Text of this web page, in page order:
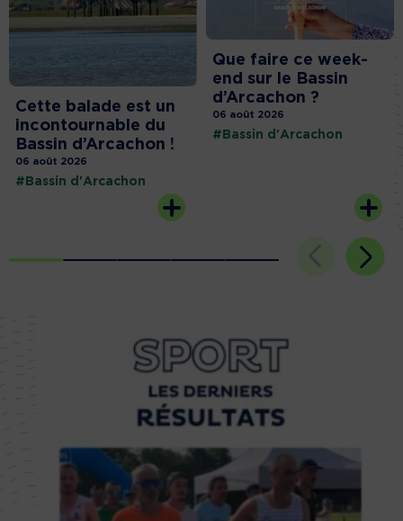
Cette balade est un
incontournable du
Bassin d’Arcachon !
06 août 2026
#Bassin d'Arcachon
Que faire ce week-
end sur le Bassin
d’Arcachon ?
06 août 2026
#Bassin d'Arcachon